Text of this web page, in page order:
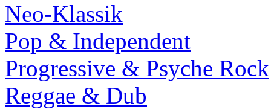
Neo-Klassik
Pop & Independent
Progressive & Psyche Rock
Reggae & Dub